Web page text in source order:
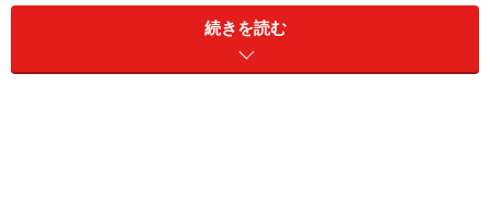
利用できるほど。
同路線が走る足立区西部は長らく公共交通の空白地帯と
続きを読む